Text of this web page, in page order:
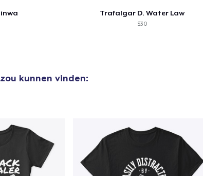
Trafalgar D. Water Law
$30
kunnen vinden: